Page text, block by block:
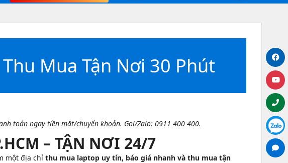
Mua Tận Nơi 30 Phút
toán ngay tiền mặt/chuyển khoản. Gọi/Zalo: 0911 400 400.
– TẬN NƠI 24/7
một địa chỉ thu mua laptop uy tín, báo giá nhanh và thu mua tận